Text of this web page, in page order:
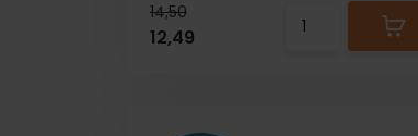
14,50
12,49